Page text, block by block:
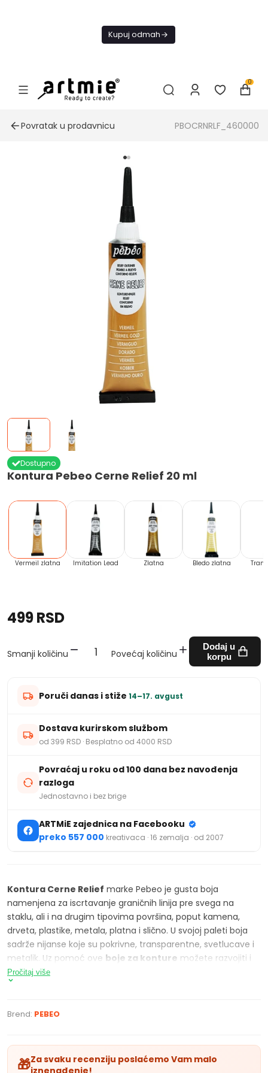
Kupuj odmah
0
Povratak u prodavnicu PBOCRNRLF_460000
Kontura Pebeo Cerne Relief 20 ml
Dostupno
Vermeil zlatna Imitation Lead Zlatna Bledo zlatna
499 RSD
Smanji količinu Povećaj količinu
Dodaj u
korpu
Poruči danas i stiže 14–17. avgust
Dostava kurirskom službom
od 399 RSD · Besplatno od 4000 RSD
Povraćaj u roku od 100 dana bez navođenja
razloga
Jednostavno i bez brige
ARTMiE zajednica na Facebooku
preko 557 000 kreativaca · 16 zemalja · od 2007
Kontura Cerne Relief marke Pebeo je gusta boja
namenjena za iscrtavanje graničnih linija pre svega na
staklu, ali i na drugim tipovima površina, poput kamena,
drveta, plastike, metala, platna i slično. U svojoj paleti boja
sadrže nijanse koje su pokrivne, transparentne, svetlucave i
metalik. Uz pomoć ove boje za konture možete razvojiti i
ograničiti polja koja ćete popunjavati kasnije klasičnim
bojama za staklo, tako se one neće razlivati i stapati
KARAKTERISTIKE PROIZVODA
kontura Pebeo Cerne Relief za iscrtavanje kontura
Pročitaj više
Brend: PEBEO
🎁Za svaku recenziju poslaćemo Vam malo
iznenađenje!